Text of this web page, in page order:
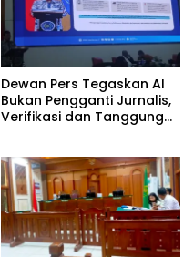
Dewan Pers Tegaskan AI
Bukan Pengganti Jurnalis,
Verifikasi dan Tanggung